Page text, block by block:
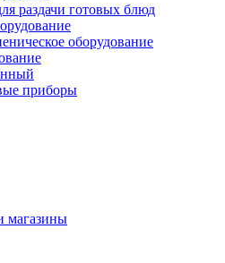
раздачи готовых блюд
оборудование
приборы
магазины